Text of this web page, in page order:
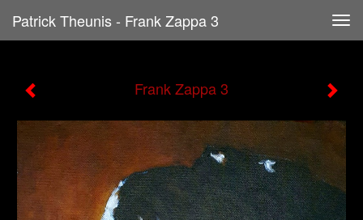
Patrick Theunis - Frank Zappa 3
Frank Zappa 3